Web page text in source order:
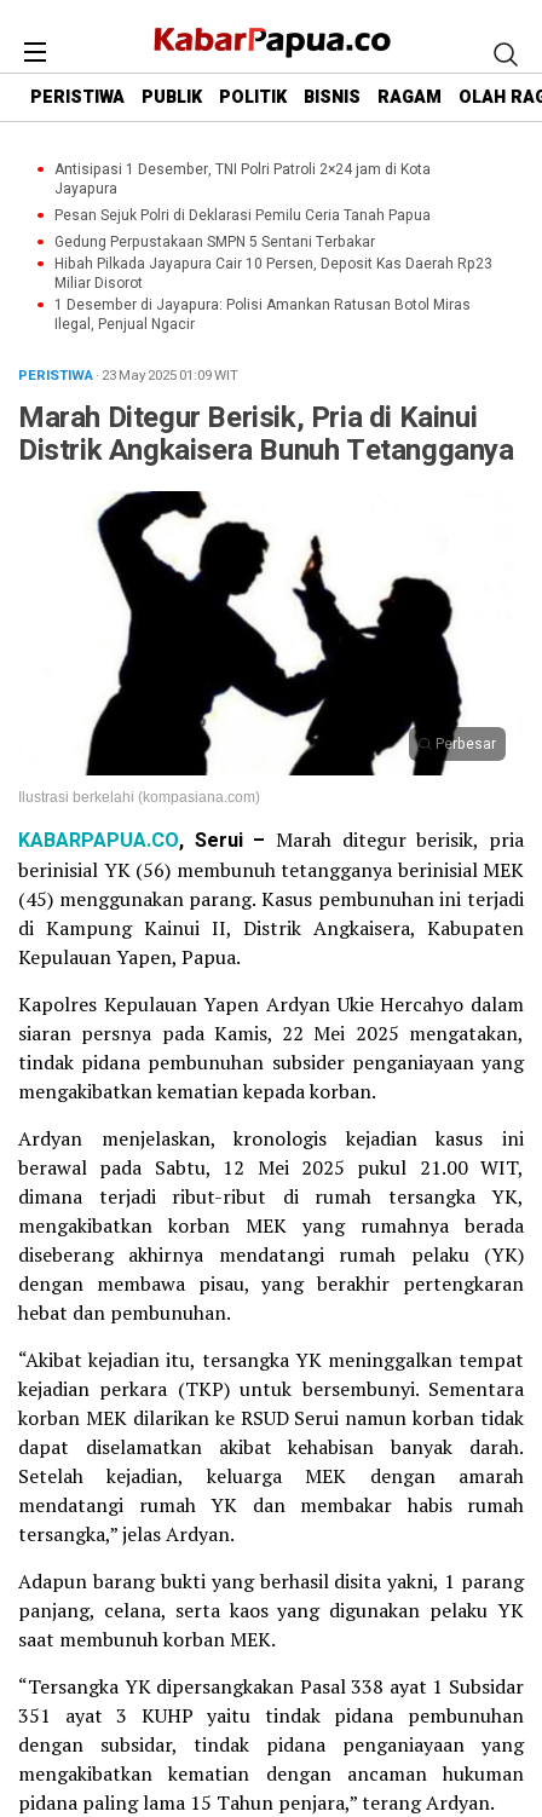
PERISTIWA PUBLIK POLITIK BISNIS RAGAM OLAH
Antisipasi 1 Desember, TNI Polri Patroli 2×24 jam di Kota
Jayapura
Pesan Sejuk Polri di Deklarasi Pemilu Ceria Tanah Papua
Gedung Perpustakaan SMPN 5 Sentani Terbakar
Hibah Pilkada Jayapura Cair 10 Persen, Deposit Kas Daerah Rp23
Miliar Disorot
1 Desember di Jayapura: Polisi Amankan Ratusan Botol Miras
Ilegal, Penjual Ngacir
PERISTIWA· 23 May 202501:09WIT
Marah Ditegur Berisik, Pria di Kainui
Distrik Angkaisera Bunuh Tetangganya
Perbesar
Ilustrasi berkelahi (kompasiana.com)
KABARPAPUA.CO, Serui – Marah ditegur berisik, pria
berinisial YK (56) membunuh tetangganya berinisial MEK
(45) menggunakan parang. Kasus pembunuhan ini terjadi
di Kampung Kainui II, Distrik Angkaisera, Kabupaten
Kepulauan Yapen, Papua.
Kapolres Kepulauan Yapen Ardyan Ukie Hercahyo dalam
siaran persnya pada Kamis, 22 Mei 2025 mengatakan,
tindak pidana pembunuhan subsider penganiayaan yang
mengakibatkan kematian kepada korban.
Ardyan menjelaskan, kronologis kejadian kasus ini
berawal pada Sabtu, 12 Mei 2025 pukul 21.00 WIT,
dimana terjadi ribut-ribut di rumah tersangka YK,
mengakibatkan korban MEK yang rumahnya berada
diseberang akhirnya mendatangi rumah pelaku (YK)
dengan membawa pisau, yang berakhir pertengkaran
hebat dan pembunuhan.
“Akibat kejadian itu, tersangka YK meninggalkan tempat
kejadian perkara (TKP) untuk bersembunyi. Sementara
korban MEK dilarikan ke RSUD Serui namun korban tidak
dapat diselamatkan akibat kehabisan banyak darah.
Setelah kejadian, keluarga MEK dengan amarah
mendatangi rumah YK dan membakar habis rumah
tersangka,” jelas Ardyan.
Adapun barang bukti yang berhasil disita yakni, 1 parang
panjang, celana, serta kaos yang digunakan pelaku YK
saat membunuh korban MEK.
“Tersangka YK dipersangkakan Pasal 338 ayat 1 Subsidar
351 ayat 3 KUHP yaitu tindak pidana pembunuhan
dengan subsidar, tindak pidana penganiayaan yang
mengakibatkan kematian dengan ancaman hukuman
pidana paling lama 15 Tahun penjara,” terang Ardyan.